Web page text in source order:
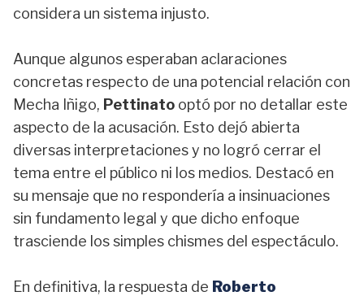
considera un sistema injusto.
Aunque algunos esperaban aclaraciones
concretas respecto de una potencial relación con
Mecha Iñigo, Pettinato optó por no detallar este
aspecto de la acusación. Esto dejó abierta
diversas interpretaciones y no logró cerrar el
tema entre el público ni los medios. Destacó en
su mensaje que no respondería a insinuaciones
sin fundamento legal y que dicho enfoque
trasciende los simples chismes del espectáculo.
En definitiva, la respuesta de Roberto